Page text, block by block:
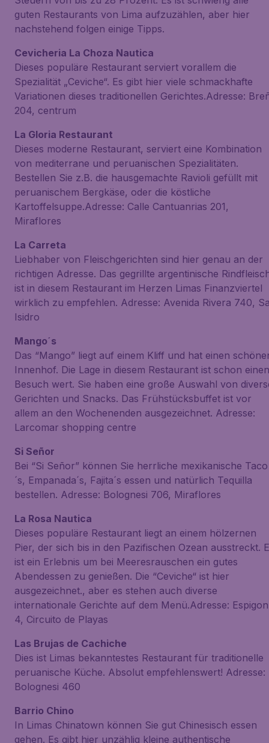
guten Restaurants von Lima aufzuzählen, aber hier
nachstehend folgen einige Tipps.
Cevicheria La Choza Nautica
Dieses populäre Restaurant serviert vorallem die
Spezialität „Ceviche“. Es gibt hier viele schmackhafte
Variationen dieses traditionellen Gerichtes.Adresse:
204, centrum
La Gloria Restaurant
Dieses moderne Restaurant, serviert eine Kombination
von mediterrane und peruanischen Spezialitäten.
Bestellen Sie z.B. die hausgemachte Ravioli gefüllt mit
peruanischem Bergkäse, oder die köstliche
Kartoffelsuppe.Adresse: Calle Cantuanrias 201,
Miraflores
La Carreta
Liebhaber von Fleischgerichten sind hier genau an der
richtigen Adresse. Das gegrillte argentinische
ist in diesem Restaurant im Herzen Limas Finanzviertel
wirklich zu empfehlen. Adresse: Avenida Rivera 740,
Isidro
Mango´s
Das “Mango” liegt auf einem Kliff und hat einen
Innenhof. Die Lage in diesem Restaurant ist schon einen
Besuch wert. Sie haben eine große Auswahl von
Gerichten und Snacks. Das Frühstücksbuffet ist vor
allem an den Wochenenden ausgezeichnet. Adresse:
Larcomar shopping centre
Si Señor
Bei “Si Señor” können Sie herrliche mexikanische Taco
´s, Empanada´s, Fajita´s essen und natürlich Tequilla
bestellen. Adresse: Bolognesi 706, Miraflores
La Rosa Nautica
Dieses populäre Restaurant liegt an einem hölzernen
Pier, der sich bis in den Pazifischen Ozean ausstreckt.
ist ein Erlebnis um bei Meeresrauschen ein gutes
Abendessen zu genießen. Die “Ceviche“ ist hier
ausgezeichnet., aber es stehen auch diverse
internationale Gerichte auf dem Menü.Adresse: Espigon
4, Circuito de Playas
Las Brujas de Cachiche
Dies ist Limas bekanntestes Restaurant für traditionelle
peruanische Küche. Absolut empfehlenswert! Adresse:
Bolognesi 460
Barrio Chino
In Limas Chinatown können Sie gut Chinesisch essen
gehen. Es gibt hier unzählig kleine authentische